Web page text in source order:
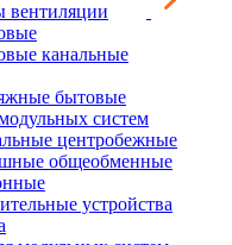
вентиляции
канальные
бытовые
систем
центробежные
общеобменные
устройства